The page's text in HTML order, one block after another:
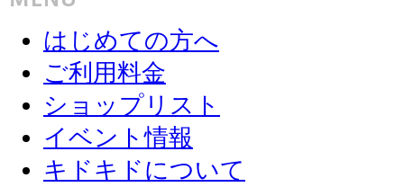
はじめての方へ
ご利用料金
ショップリスト
イベント情報
キドキドについて